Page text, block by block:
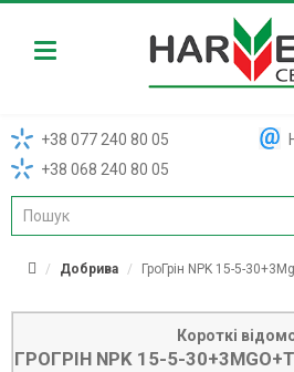
Harvest
+38 077 240 80 05
+38 068 240 80 05
Добрива ГроГрін NPK 15-5-
Короткі
ГРОГРІН NPK 15-5-